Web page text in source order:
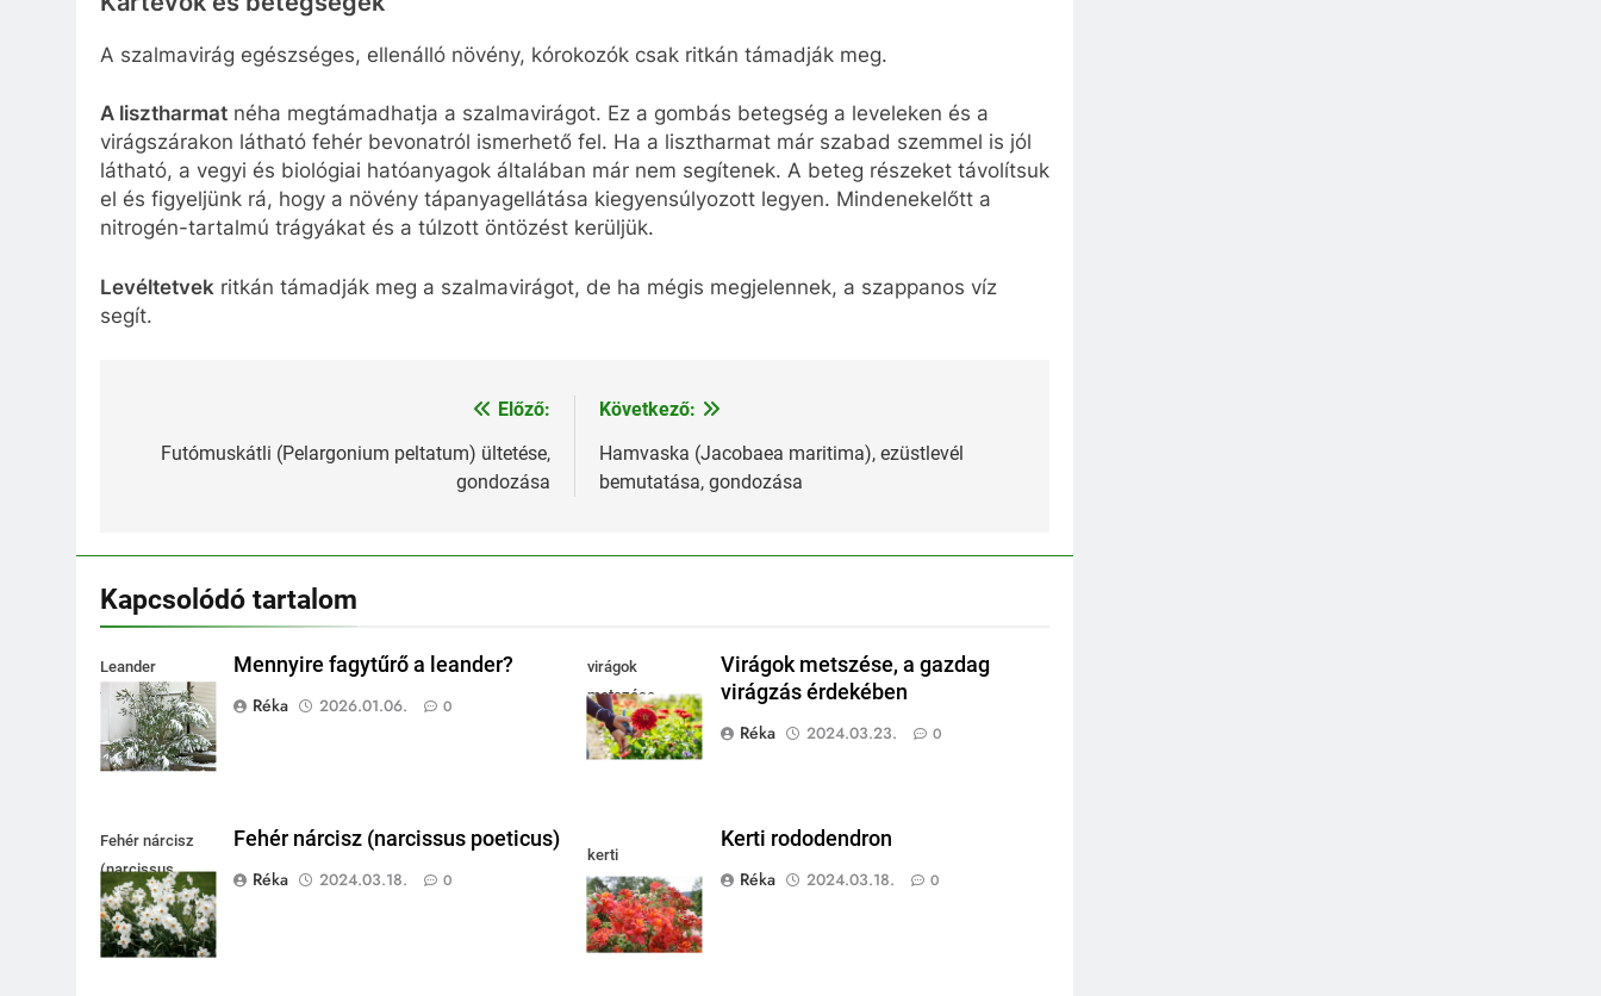
A szalmavirág egészséges, ellenálló növény, kórokozók csak ritkán támadják meg.
A lisztharmat néha megtámadhatja a szalmavirágot. Ez a gombás betegség a leveleken és a
virágszárakon látható fehér bevonatról ismerhető fel. Ha a lisztharmat már szabad szemmel is jól
látható, a vegyi és biológiai hatóanyagok általában már nem segítenek. A beteg részeket távolítsuk
el és figyeljünk rá, hogy a növény tápanyagellátása kiegyensúlyozott legyen. Mindenekelőtt a
nitrogén-tartalmú trágyákat és a túlzott öntözést kerüljük.
Levéltetvek ritkán támadják meg a szalmavirágot, de ha mégis megjelennek, a szappanos víz
segít.
navigáció
Előző:
Futómuskátli (Pelargonium peltatum) ültetése,
gondozása
Következő:
Hamvaska (Jacobaea maritima), ezüstlevél
bemutatása, gondozása
Kapcsolódó tartalom
Leander
fagytűrése
Mennyire fagytűrő a leander?
Réka
2026.01.06. 0
virágok
metszése
Virágok metszése, a gazdag
virágzás érdekében
Réka
2024.03.23. 0
Fehér nárcisz
(narcissus
poeticus)
Fehér nárcisz (narcissus poeticus)
Réka
2024.03.18. 0
kerti
rododendron
Kerti rododendron
Réka
2024.03.18. 0